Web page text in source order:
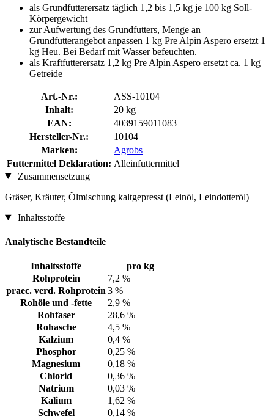
als Grundfutterersatz täglich 1,2 bis 1,5 kg je 100 kg Soll-
Körpergewicht
zur Aufwertung des Grundfutters, Menge an
Grundfutterangebot anpassen 1 kg Pre Alpin Aspero ersetzt 1
kg Heu. Bei Bedarf mit Wasser befeuchten.
als Kraftfutterersatz 1,2 kg Pre Alpin Aspero ersetzt ca. 1 kg
Getreide
Art.-Nr.:
ASS-10104
Inhalt:
20 kg
EAN:
4039159011083
Hersteller-Nr.:
10104
Marken:
Agrobs
Futtermittel Deklaration: Alleinfuttermittel
Zusammensetzung
Gräser, Kräuter, Ölmischung kaltgepresst (Leinöl, Leindotteröl)
Inhaltsstoffe
Analytische Bestandteile
Inhaltsstoffe
pro kg
Rohprotein
7,2 %
praec. verd. Rohprotein 3 %
Rohöle und -fette
2,9 %
Rohfaser
28,6 %
Rohasche
4,5 %
Kalzium
0,4 %
Phosphor
0,25 %
Magnesium
0,18 %
Chlorid
0,36 %
Natrium
0,03 %
Kalium
1,62 %
Schwefel
0,14 %